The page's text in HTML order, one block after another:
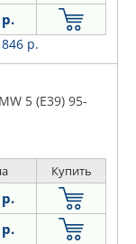
р.
5 (E39) 95-
Купить